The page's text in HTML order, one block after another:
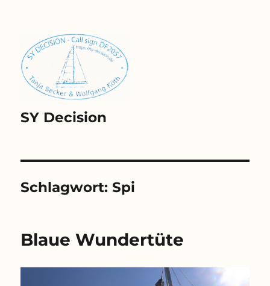
SY Decision
Schlagwort:Spi
Blaue Wundertüte